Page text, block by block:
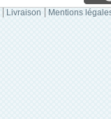
Livraison Mentions